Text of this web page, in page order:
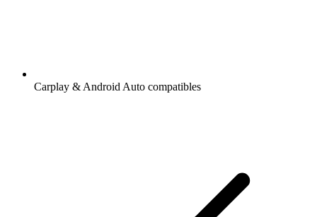
Carplay & Android Auto compatibles